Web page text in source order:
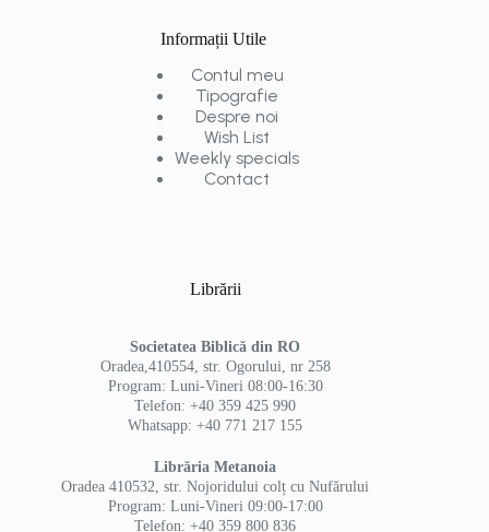
Informații Utile
Contul meu
Tipografie
Despre noi
Wish List
Weekly specials
Contact
Librării
Societatea Biblică din RO
Oradea,410554, str. Ogorului, nr 258
Program: Luni-Vineri 08:00-16:30
Telefon: +40 359 425 990
Whatsapp: +40 771 217 155
Librăria Metanoia
Oradea 410532, str. Nojoridului colț cu Nufărului
Program: Luni-Vineri 09:00-17:00
Telefon: +40 359 800 836